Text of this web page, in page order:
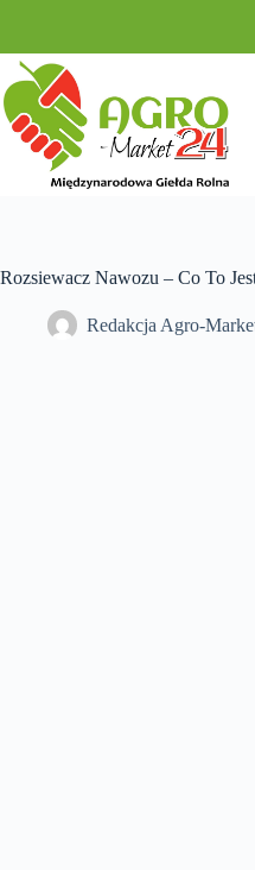
treści
Rozsiewacz Nawozu – Co To
Redakcja Agro-